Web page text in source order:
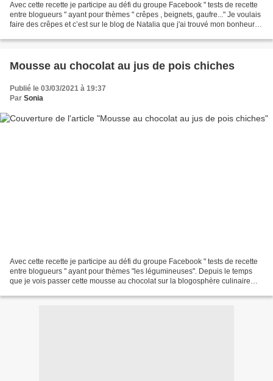
Avec cette recette je participe au défi du groupe Facebook " tests de recette
entre blogueurs " ayant pour thèmes " crêpes , beignets, gaufre..." Je voulais
faire des crêpes et c’est sur le blog de Natalia que j'ai trouvé mon bonheur
Mousse au chocolat au jus de pois chiches
Publié le 03/03/2021 à 19:37
Par Sonia
Avec cette recette je participe au défi du groupe Facebook " tests de recette
entre blogueurs " ayant pour thèmes "les légumineuses". Depuis le temps
que je vois passer cette mousse au chocolat sur la blogosphère culinaire